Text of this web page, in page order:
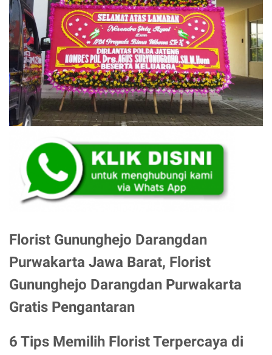
Florist Gununghejo Darangdan
Purwakarta Jawa Barat, Florist
Gununghejo Darangdan Purwakarta
Gratis Pengantaran
6 Tips Memilih Florist Terpercaya di